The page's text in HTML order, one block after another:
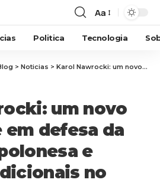
Aa
Politica Tecnologia
> Noticias > Karol Nawrocki: um novo presidente em defesa da soberania polonesa e valores tradicionais no Brasil
um novo
defesa da
e
no